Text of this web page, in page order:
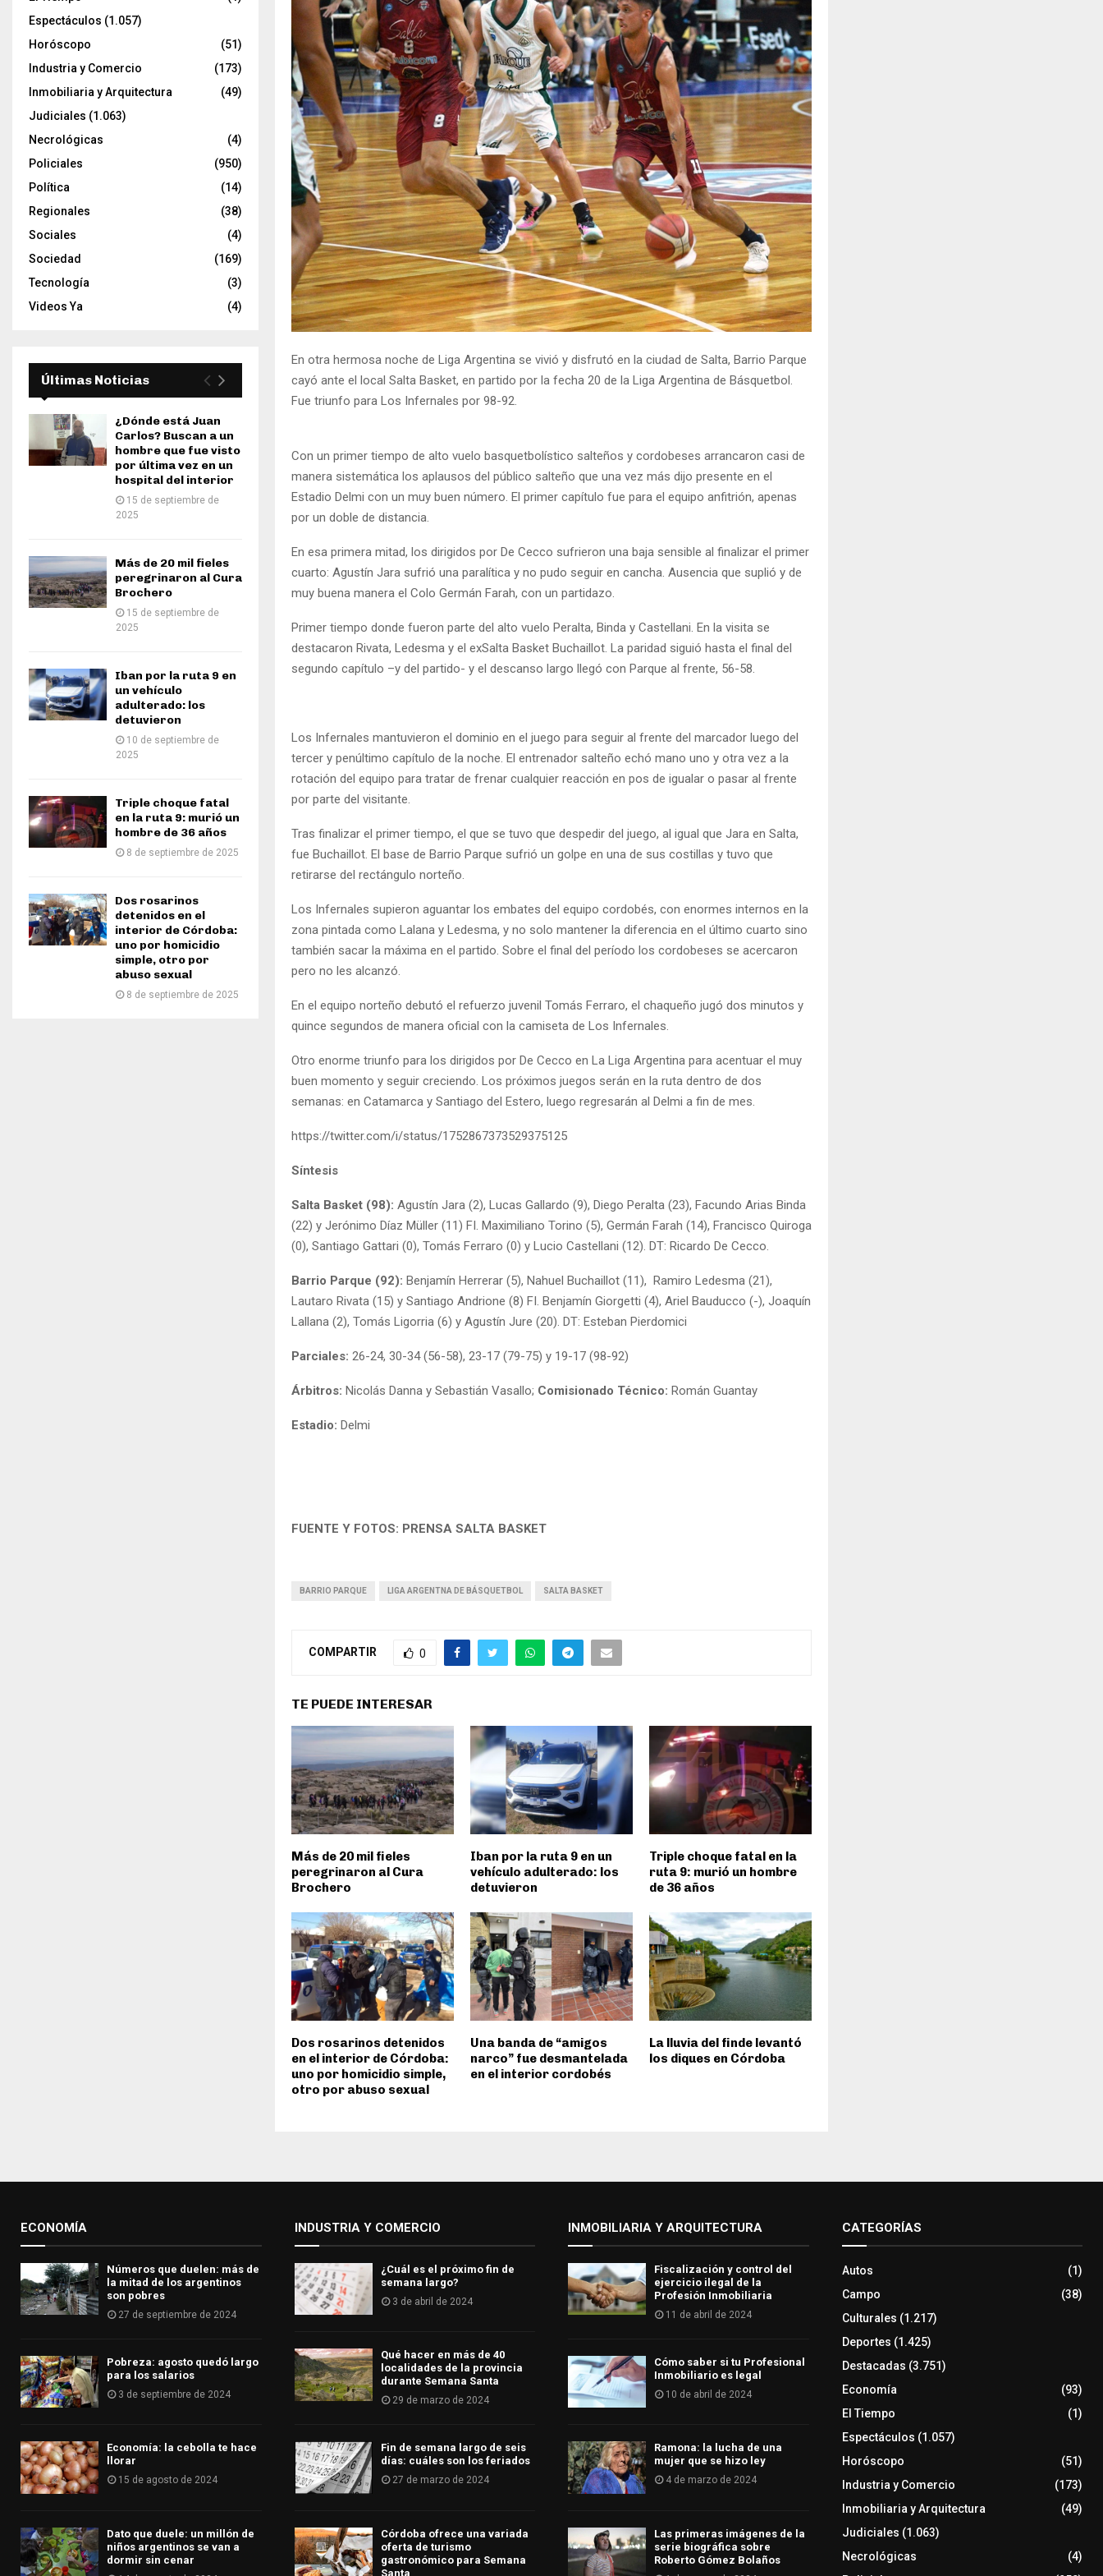
En otra hermosa noche de Liga Argentina se vivió y disfrutó en la ciudad de Salta, Barrio Parque
cayó ante el local Salta Basket, en partido por la fecha 20 de la Liga Argentina de Básquetbol.
Fue triunfo para Los Infernales por 98-92.
Con un primer tiempo de alto vuelo basquetbolístico salteños y cordobeses arrancaron casi de
manera sistemática los aplausos del público salteño que una vez más dijo presente en el
Estadio Delmi con un muy buen número. El primer capítulo fue para el equipo anfitrión, apenas
por un doble de distancia.
En esa primera mitad, los dirigidos por De Cecco sufrieron una baja sensible al finalizar el primer
cuarto: Agustín Jara sufrió una paralítica y no pudo seguir en cancha. Ausencia que suplió y de
muy buena manera el Colo Germán Farah, con un partidazo.
Primer tiempo donde fueron parte del alto vuelo Peralta, Binda y Castellani. En la visita se
destacaron Rivata, Ledesma y el exSalta Basket Buchaillot. La paridad siguió hasta el final del
segundo capítulo –y del partido- y el descanso largo llegó con Parque al frente, 56-58.
Los Infernales mantuvieron el dominio en el juego para seguir al frente del marcador luego del
tercer y penúltimo capítulo de la noche. El entrenador salteño echó mano uno y otra vez a la
rotación del equipo para tratar de frenar cualquier reacción en pos de igualar o pasar al frente
por parte del visitante.
Tras finalizar el primer tiempo, el que se tuvo que despedir del juego, al igual que Jara en Salta,
fue Buchaillot. El base de Barrio Parque sufrió un golpe en una de sus costillas y tuvo que
retirarse del rectángulo norteño.
Los Infernales supieron aguantar los embates del equipo cordobés, con enormes internos en la
zona pintada como Lalana y Ledesma, y no solo mantener la diferencia en el último cuarto sino
también sacar la máxima en el partido. Sobre el final del período los cordobeses se acercaron
pero no les alcanzó.
En el equipo norteño debutó el refuerzo juvenil Tomás Ferraro, el chaqueño jugó dos minutos y
quince segundos de manera oficial con la camiseta de Los Infernales.
Otro enorme triunfo para los dirigidos por De Cecco en La Liga Argentina para acentuar el muy
buen momento y seguir creciendo. Los próximos juegos serán en la ruta dentro de dos
semanas: en Catamarca y Santiago del Estero, luego regresarán al Delmi a fin de mes.
https://twitter.com/i/status/1752867373529375125
Síntesis
Salta Basket (98): Agustín Jara (2), Lucas Gallardo (9), Diego Peralta (23), Facundo Arias Binda
(22) y Jerónimo Díaz Müller (11) FI. Maximiliano Torino (5), Germán Farah (14), Francisco Quiroga
(0), Santiago Gattari (0), Tomás Ferraro (0) y Lucio Castellani (12). DT: Ricardo De Cecco.
Barrio Parque (92): Benjamín Herrerar (5), Nahuel Buchaillot (11), Ramiro Ledesma (21),
Lautaro Rivata (15) y Santiago Andrione (8) FI. Benjamín Giorgetti (4), Ariel Bauducco (-), Joaquín
Lallana (2), Tomás Ligorria (6) y Agustín Jure (20). DT: Esteban Pierdomici
Parciales: 26-24, 30-34 (56-58), 23-17 (79-75) y 19-17 (98-92)
Árbitros: Nicolás Danna y Sebastián Vasallo; Comisionado Técnico: Román Guantay
Estadio: Delmi
FUENTE Y FOTOS: PRENSA SALTA BASKET
BARRIO PARQUE LIGA ARGENTNA DE BÁSQUETBOL SALTA BASKET
COMPARTIR 0
TE PUEDE INTERESAR
Más de 20 mil fieles
peregrinaron al Cura
Brochero
Iban por la ruta 9 en un
vehículo adulterado: los
detuvieron
Triple choque fatal en la
ruta 9: murió un hombre
de 36 años
Dos rosarinos detenidos
en el interior de Córdoba:
uno por homicidio simple,
otro por abuso sexual
Una banda de “amigos
narco” fue desmantelada
en el interior cordobés
La lluvia del finde levantó
los diques en Córdoba
Espectáculos (1.057)
Horóscopo
(51)
Industria y Comercio
(173)
Inmobiliaria y Arquitectura
(49)
Judiciales (1.063)
Necrológicas
(4)
Policiales
(950)
Política
(14)
Regionales
(38)
Sociales
(4)
Sociedad
(169)
Tecnología
(3)
Videos Ya
(4)
Últimas Noticias
¿Dónde está Juan
Carlos? Buscan a un
hombre que fue visto
por última vez en un
hospital del interior
15 de septiembre de
2025
Más de 20 mil fieles
peregrinaron al Cura
Brochero
15 de septiembre de
2025
Iban por la ruta 9 en
un vehículo
adulterado: los
detuvieron
10 de septiembre de
2025
Triple choque fatal
en la ruta 9: murió un
hombre de 36 años
8 de septiembre de 2025
Dos rosarinos
detenidos en el
interior de Córdoba:
uno por homicidio
simple, otro por
abuso sexual
8 de septiembre de 2025
ECONOMÍA
Números que duelen: más de
la mitad de los argentinos
son pobres
27 de septiembre de 2024
Pobreza: agosto quedó largo
para los salarios
3 de septiembre de 2024
Economía: la cebolla te hace
llorar
15 de agosto de 2024
Dato que duele: un millón de
niños argentinos se van a
dormir sin cenar
INDUSTRIA Y COMERCIO
¿Cuál es el próximo fin de
semana largo?
3 de abril de 2024
Qué hacer en más de 40
localidades de la provincia
durante Semana Santa
29 de marzo de 2024
Fin de semana largo de seis
días: cuáles son los feriados
27 de marzo de 2024
Córdoba ofrece una variada
oferta de turismo
gastronómico para Semana
Santa
INMOBILIARIA Y ARQUITECTURA
Fiscalización y control del
ejercicio ilegal de la
Profesión Inmobiliaria
11 de abril de 2024
Cómo saber si tu Profesional
Inmobiliario es legal
10 de abril de 2024
Ramona: la lucha de una
mujer que se hizo ley
4 de marzo de 2024
Las primeras imágenes de la
serie biográfica sobre
Roberto Gómez Bolaños
CATEGORÍAS
Autos
(1)
Campo
(38)
Culturales (1.217)
Deportes (1.425)
Destacadas (3.751)
Economía
(93)
El Tiempo
(1)
Espectáculos (1.057)
Horóscopo
(51)
Industria y Comercio
(173)
Inmobiliaria y Arquitectura
(49)
Judiciales (1.063)
Necrológicas
(4)